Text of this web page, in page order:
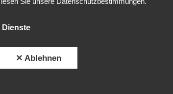
Dienste
✕ Ablehnen